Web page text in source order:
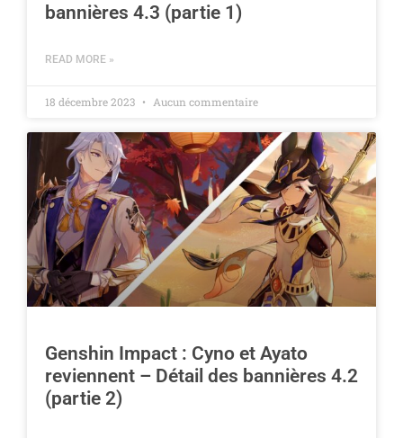
bannières 4.3 (partie 1)
READ MORE »
18 décembre 2023 Aucun commentaire
Genshin Impact : Cyno et Ayato
reviennent – Détail des bannières 4.2
(partie 2)